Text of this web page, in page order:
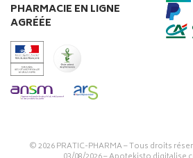
PHARMACIE EN LIGNE
AGRÉÉE
© 2026PRATIC-PHARMA– Tous droits